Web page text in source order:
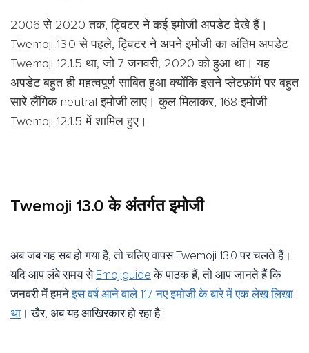
2006 से 2020 तक, ट्विटर ने कई इमोजी अपडेट देखे हैं।
Twemoji 13.0 से पहले, ट्विटर ने अपने इमोजी का अंतिम अपडेट
Twemoji 12.1.5 था, जो 7 जनवरी, 2020 को हुआ था। यह
अपडेट बहुत ही महत्वपूर्ण साबित हुआ क्योंकि इसने प्लेटफ़ॉर्म पर बहुत
सारे लैंगिक-neutral इमोजी लाए। कुल मिलाकर, 168 इमोजी
Twemoji 12.1.5 में शामिल हुए।
Twemoji 13.0 के अंतर्गत इमोजी
अब जब यह सब हो गया है, तो चलिए वापस Twemoji 13.0 पर चलते हैं।
यदि आप लंबे समय सेEmojiguideके पाठक हैं, तो आप जानते हैं कि
जनवरी में हमनेइस वर्ष आने वाले 117 नए इमोजी के बारे में एक लेख लिखा
था । खैर, अब यह आखिरकार हो रहा है!